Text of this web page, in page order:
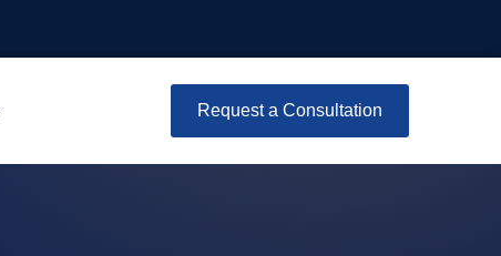
Request a Consultation